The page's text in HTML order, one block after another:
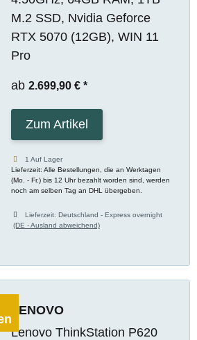
M.2 SSD, Nvidia Geforce
RTX 5070 (12GB), WIN 11
Pro
ab 2.699,90 € *
Zum Artikel
1 Auf Lager
Lieferzeit: Alle Bestellungen, die an Werktagen
(Mo. - Fr.) bis 12 Uhr bezahlt worden sind, werden
noch am selben Tag an DHL übergeben.
Lieferzeit:Deutschland - Express overnight
(DE - Ausland abweichend)
LENOVO
Lenovo ThinkStation P620